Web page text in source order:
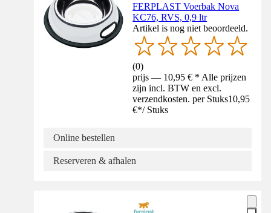
FERPLAST Voerbak Nova
KC76, RVS, 0,9 ltr
Artikel is nog niet beoordeeld.
(0)
prijs — 10,95 € * Alle prijzen
zijn incl. BTW en excl.
verzendkosten. per Stuks10,95
€*/ Stuks
Online bestellen
Reserveren & afhalen